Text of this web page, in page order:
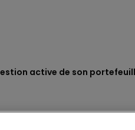
active de son